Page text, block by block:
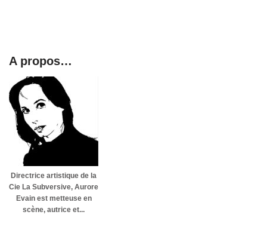
A propos…
Directrice artistique de la
Cie La Subversive, Aurore
Evain est metteuse en
scène, autrice et...